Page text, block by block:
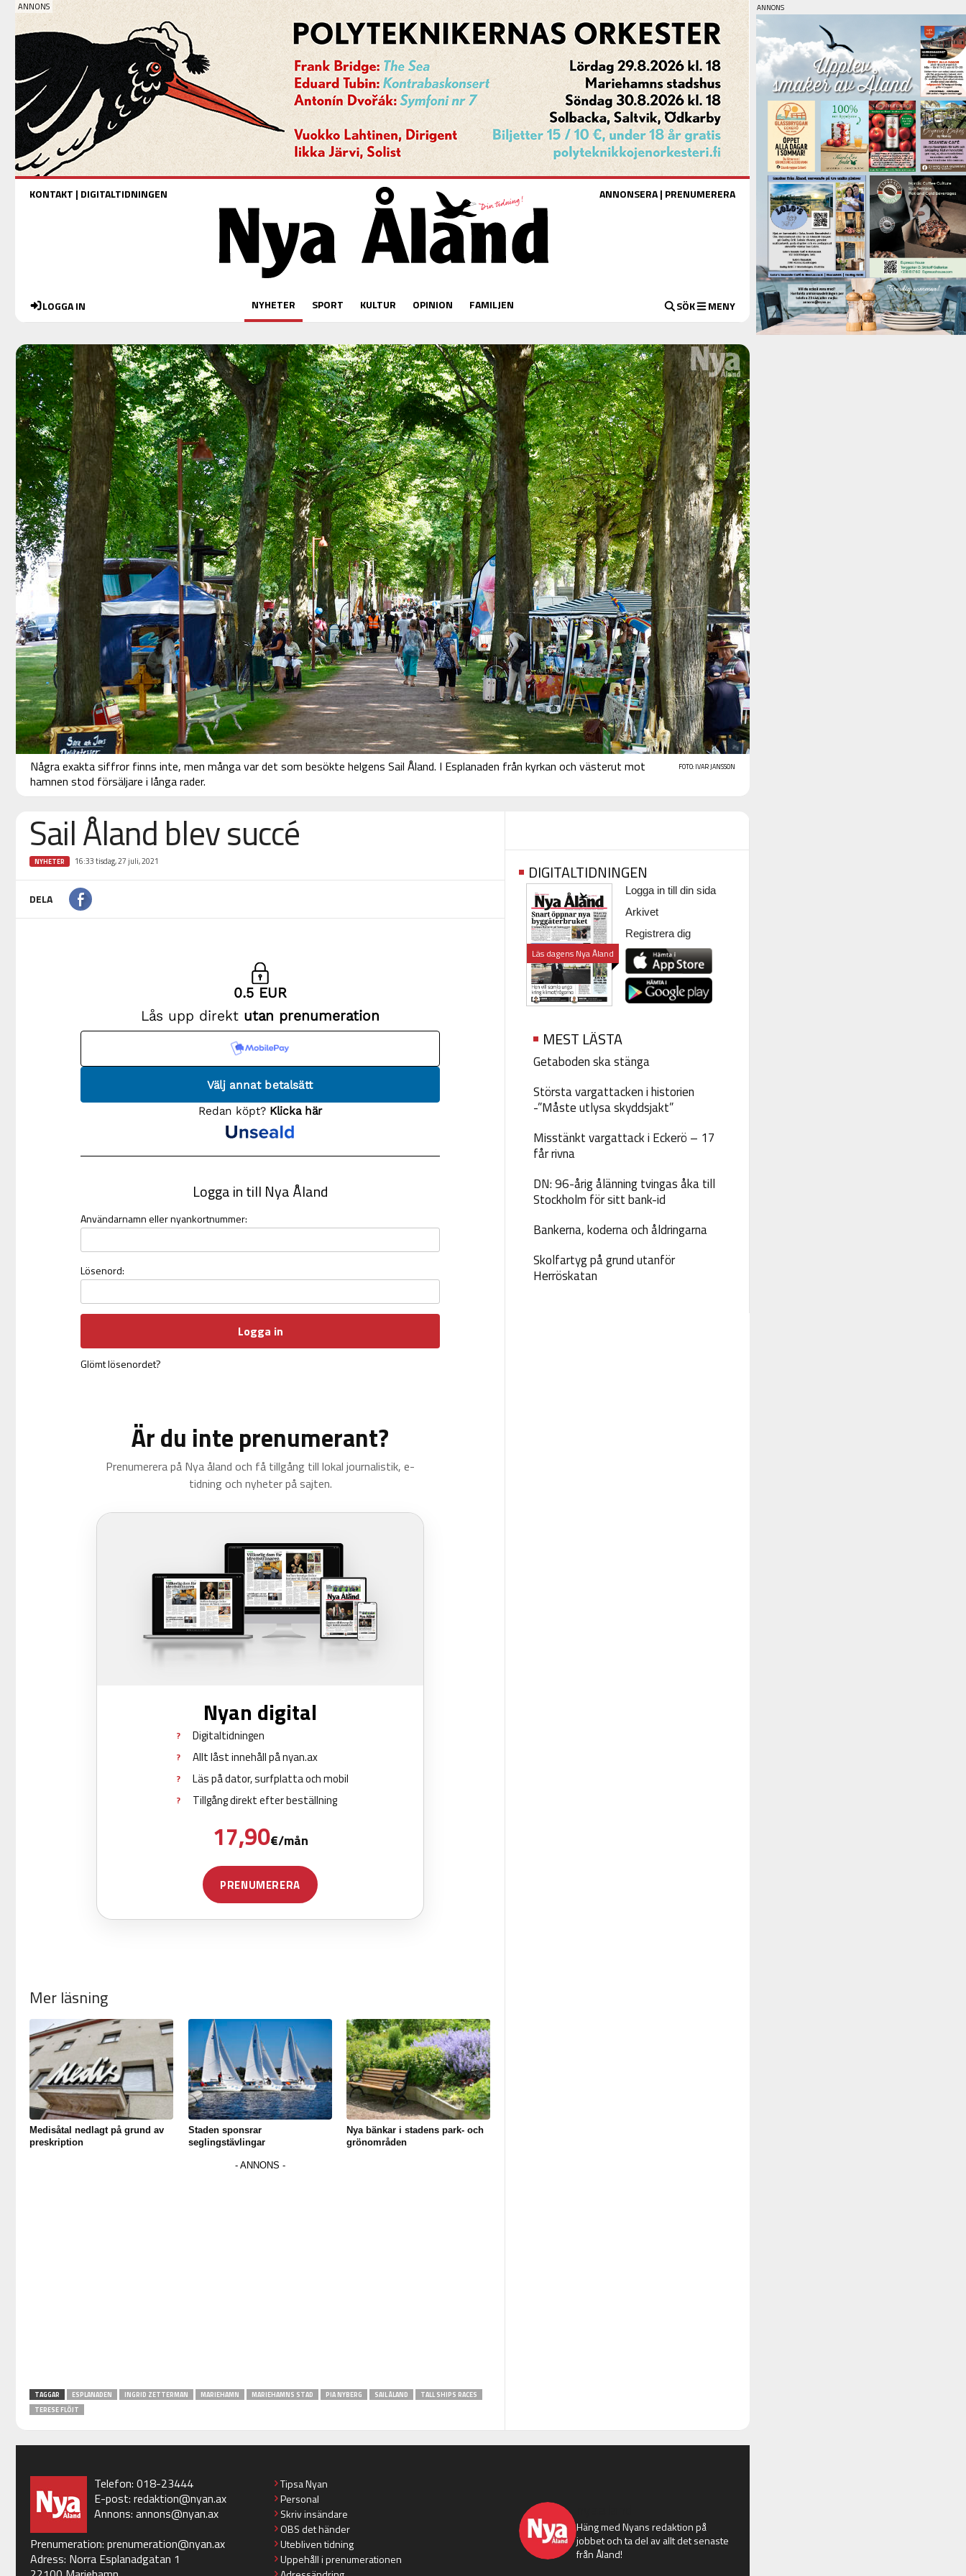
KONTAKT | DIGITALTIDNINGEN ANNONSERA| PRENUMERERA
LOGGA IN NYHETER SPORT KULTUR OPINION FAMILJEN SÖK MENY
FOTO: IVAR JANSSON
Några exakta siffror finns inte, men många var det som besökte helgens Sail Åland. I Esplanaden från kyrkan och västerut mot
hamnen stod försäljare i långa rader.
Sail Åland blev succé
NYHETER 16:33 tisdag, 27 juli, 2021
DELA
Mer läsning
Medisåtal nedlagt på grund av
preskription
Staden sponsrar
seglingstävlingar
Nya bänkar i stadens park- och
grönområden
TAGGAR ESPLANADEN INGRID ZETTERMAN MARIEHAMN MARIEHAMNS STAD PIA NYBERG SAIL ÅLAND
TALL SHIPS RACES
TERESE FLÖJT
DIGITALTIDNINGEN
Läs dagens Nya Åland
Logga in till din sida
Arkivet
Registrera dig
MEST LÄSTA
Getaboden ska stänga
Största vargattacken i historien
-”Måste utlysa skyddsjakt”
Misstänkt vargattack i Eckerö – 17
får rivna
DN: 96-årig ålänning tvingas åka till
Stockholm för sitt bank-id
Bankerna, koderna och åldringarna
Skolfartyg på grund utanför
Herröskatan
Telefon: 018-23444
E-post: redaktion@nyan.ax
Annons: annons@nyan.ax
Prenumeration: prenumeration@nyan.ax
Adress: Norra Esplanadgatan 1
Tipsa Nyan
Personal
Skriv insändare
OBS det händer
Utebliven tidning
Uppehåll i prenumerationen
Häng med Nyans redaktion på
jobbet och ta del av allt det senaste
från Åland!